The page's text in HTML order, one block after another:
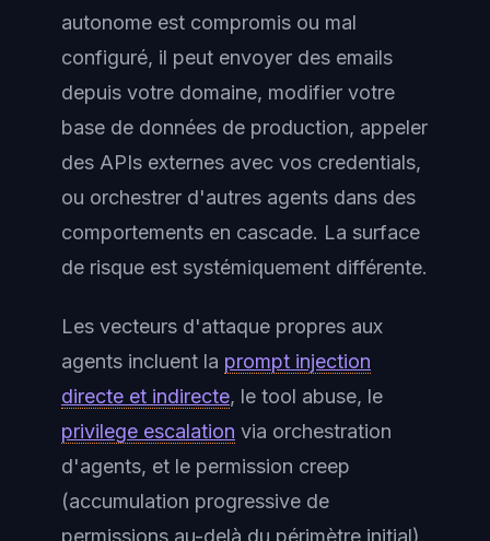
autonome est compromis ou mal
configuré, il peut envoyer des emails
depuis votre domaine, modifier votre
base de données de production, appeler
des APIs externes avec vos credentials,
ou orchestrer d'autres agents dans des
comportements en cascade. La surface
de risque est systémiquement différente.
Les vecteurs d'attaque propres aux
agents incluent la prompt injection
directe et indirecte, le tool abuse, le
privilege escalation via orchestration
d'agents, et le permission creep
(accumulation progressive de
permissions au-delà du périmètre initial).